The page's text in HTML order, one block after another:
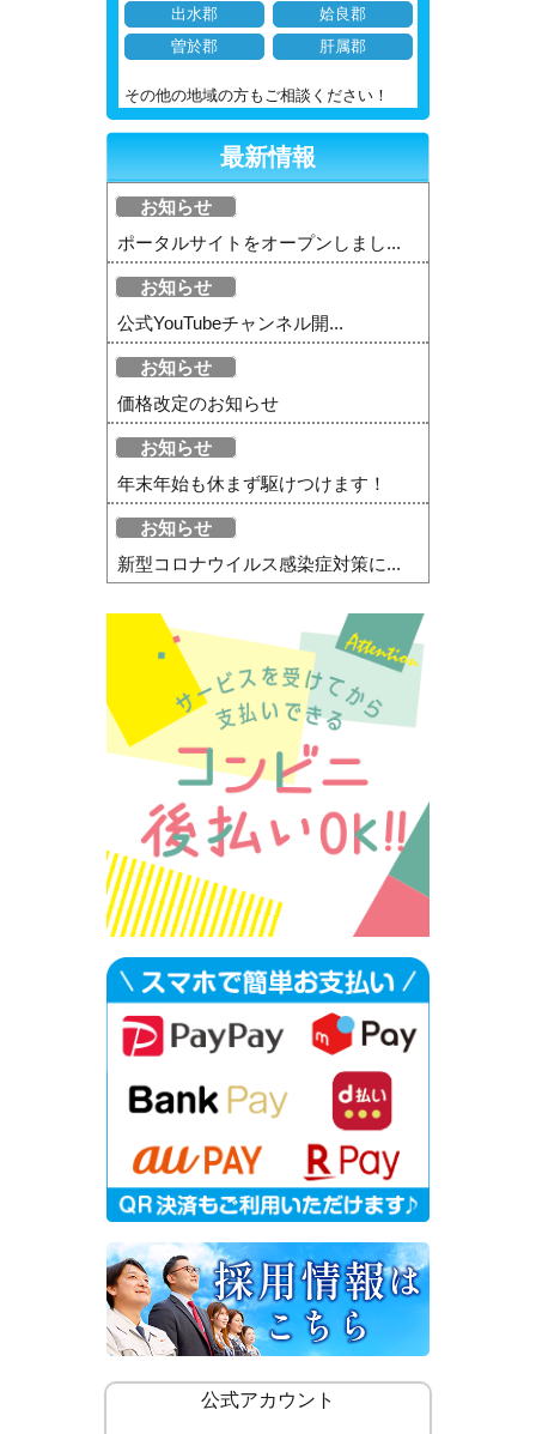
出水郡
姶良郡
曽於郡
肝属郡
その他の地域の方もご相談ください！
最新情報
お知らせ
ポータルサイトをオープンしまし...
お知らせ
公式YouTubeチャンネル開...
お知らせ
価格改定のお知らせ
お知らせ
年末年始も休まず駆けつけます！
お知らせ
新型コロナウイルス感染症対策に...
公式アカウント